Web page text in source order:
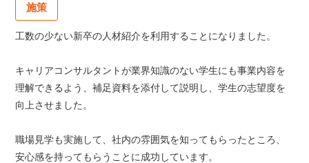
施策
工数の少ない新卒の人材紹介を利用することになりました。
キャリアコンサルタントが業界知識のない学生にも事業内容を
理解できるよう、補足資料を添付して説明し、学生の志望度を
向上させました。
職場見学も実施して、社内の雰囲気を知ってもらったところ、
安心感を持ってもらうことに成功しています。